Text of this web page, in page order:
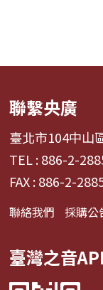
聯繫央廣
臺北市104中山
TEL : 886-2-
FAX : 886-2-
聯絡我們 採購公
臺灣之音